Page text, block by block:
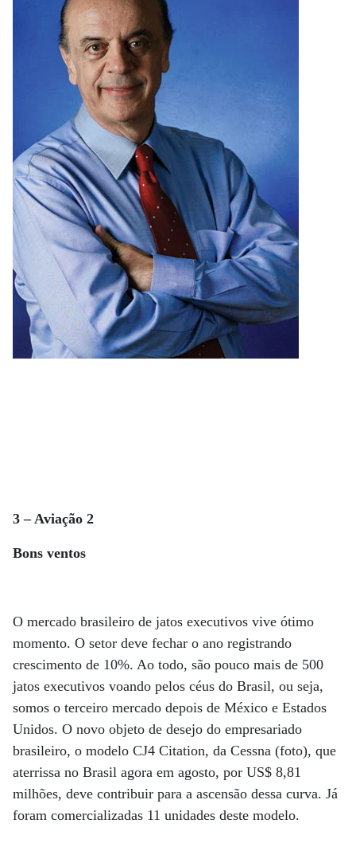
3 – Aviação 2
Bons ventos
O mercado brasileiro de jatos executivos vive ótimo
momento. O setor deve fechar o ano registrando
crescimento de 10%. Ao todo, são pouco mais de 500
jatos executivos voando pelos céus do Brasil, ou seja,
somos o terceiro mercado depois de México e Estados
Unidos. O novo objeto de desejo do empresariado
brasileiro, o modelo CJ4 Citation, da Cessna (foto), que
aterrissa no Brasil agora em agosto, por US$ 8,81
milhões, deve contribuir para a ascensão dessa curva. Já
foram comercializadas 11 unidades deste modelo.